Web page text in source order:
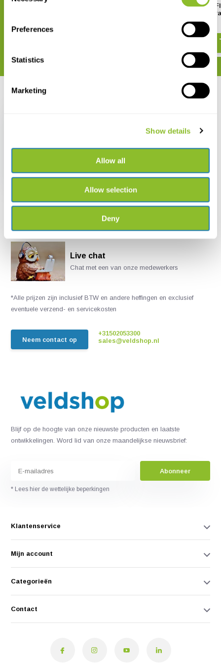
Preferences
Statistics
Marketing
Show details
Allow all
Allow selection
Deny
Field Guide to the Wild
of the Eastern
€ 54,47
Recent bekeken
€ 23,93 € 19,50
Live chat
Chat met een van onze medewerkers
*Alle prijzen zijn inclusief BTW en andere heffingen en exclusief
eventuele verzend- en servicekosten
Neem contact op
+31502053300
sales@veldshop.nl
Blijf op de hoogte van onze nieuwste producten en laatste
ontwikkelingen. Word lid van onze maandelijkse nieuwsbrief:
Abonneer
* Lees hier de wettelijke beperkingen
Klantenservice
Mijn account
Categorieën
Contact